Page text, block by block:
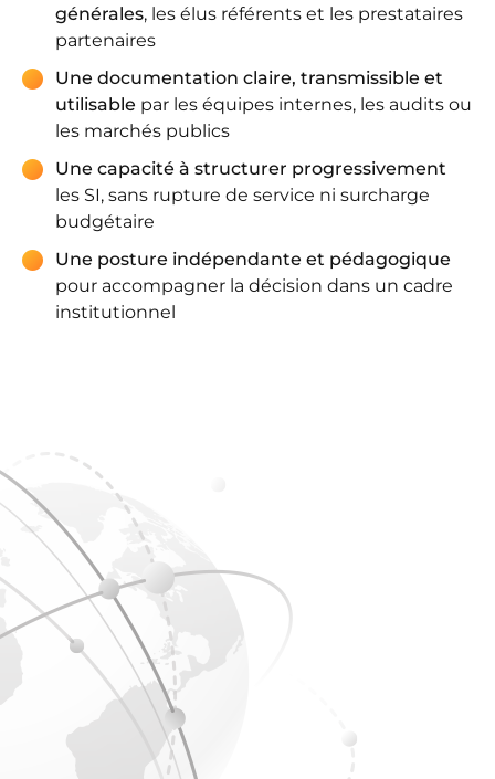
générales, les élus référents et les prestataires
partenaires
Une documentation claire, transmissible et
utilisable par les équipes internes, les audits ou
les marchés publics
Une capacité à structurer progressivement
les SI, sans rupture de service ni surcharge
budgétaire
Une posture indépendante et pédagogique
pour accompagner la décision dans un cadre
institutionnel